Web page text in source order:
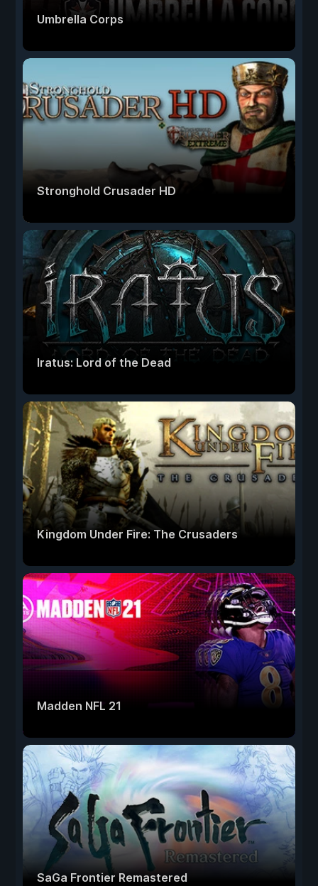
Umbrella Corps
Stronghold Crusader HD
Iratus: Lord of the Dead
Kingdom Under Fire: The Crusaders
Madden NFL 21
SaGa Frontier Remastered